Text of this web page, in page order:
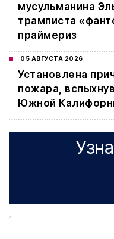
мусульманина
трамписта
праймериз
05 АВГУСТА 2026
Установлена
пожара,
Южной